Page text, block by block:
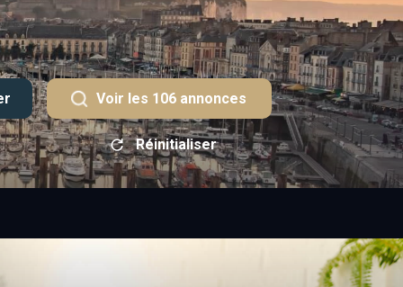
Voir les 106annonces
Réinitialiser